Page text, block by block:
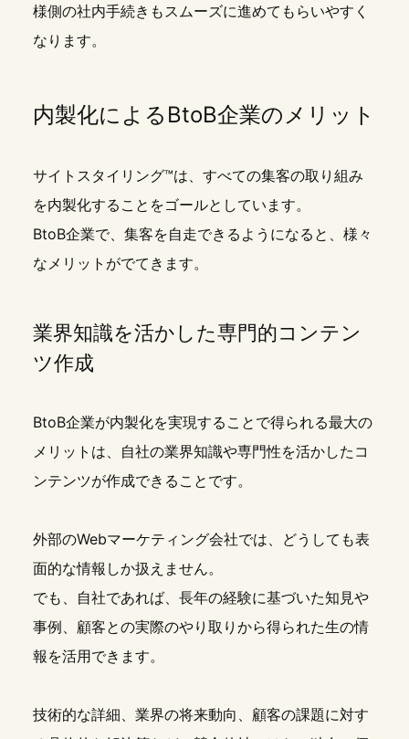
様側の社内手続きもスムーズに進めてもらいやすく
なります。
内製化によるBtoB企業のメリット
サイトスタイリング™は、すべての集客の取り組み
を内製化することをゴールとしています。
BtoB企業で、集客を自走できるようになると、様々
なメリットがでてきます。
業界知識を活かした専門的コンテン
ツ作成
BtoB企業が内製化を実現することで得られる最大の
メリットは、自社の業界知識や専門性を活かしたコ
ンテンツが作成できることです。
外部のWebマーケティング会社では、どうしても表
面的な情報しか扱えません。
でも、自社であれば、長年の経験に基づいた知見や
事例、顧客との実際のやり取りから得られた生の情
報を活用できます。
技術的な詳細、業界の将来動向、顧客の課題に対す